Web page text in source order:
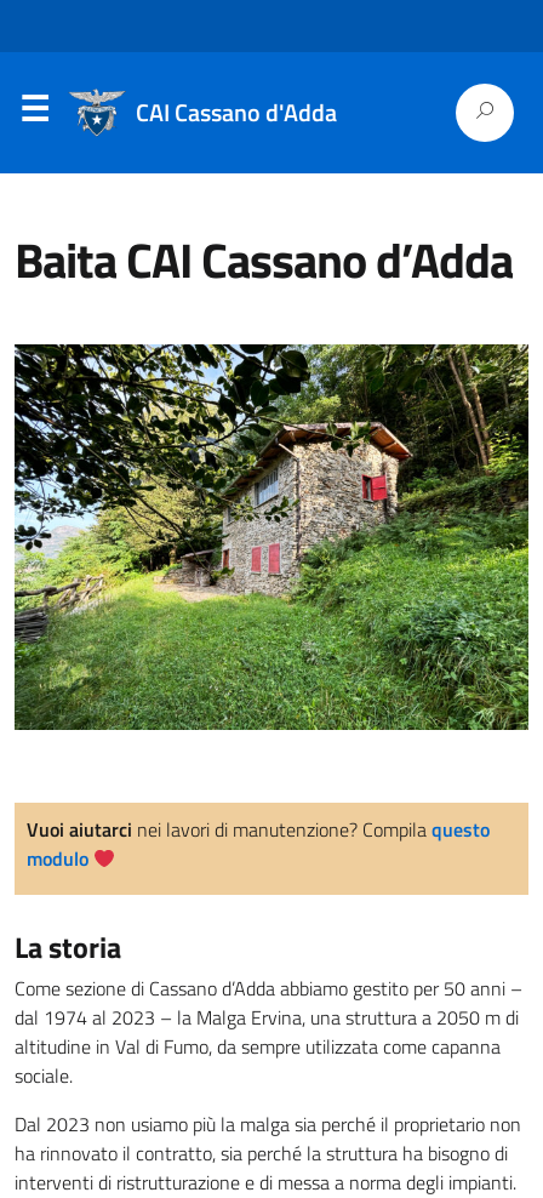
CAI Cassano d'Adda
Baita CAI Cassano d’Adda
Vuoi aiutarci nei lavori di manutenzione? Compilaquesto
modulo
La storia
Come sezione di Cassano d’Adda abbiamo gestito per 50 anni –
dal 1974 al 2023 – la Malga Ervina, una struttura a 2050 m di
altitudine in Val di Fumo, da sempre utilizzata come capanna
sociale.
Dal 2023 non usiamo più la malga sia perché il proprietario non
ha rinnovato il contratto, sia perché la struttura ha bisogno di
interventi di ristrutturazione e di messa a norma degli impianti.